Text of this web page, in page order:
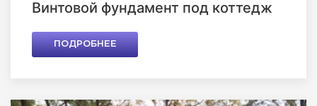
Винтовой фундамент под коттедж
ПОДРОБНЕЕ